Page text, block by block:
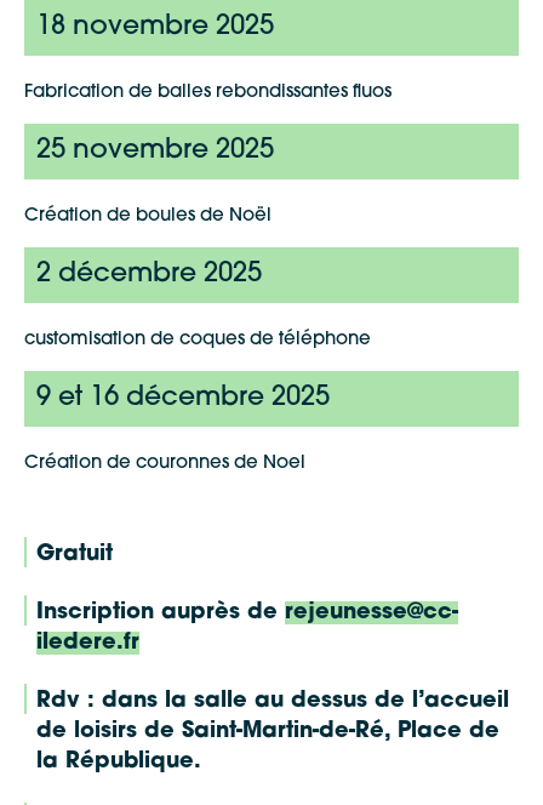
18 novembre 2025
Fabrication de balles rebondissantes fluos
25 novembre 2025
Création de boules de Noël
2 décembre 2025
customisation de coques de téléphone
9 et 16 décembre 2025
Création de couronnes de Noel
Gratuit
Inscription auprès de rejeunesse@cc-
iledere.fr
Rdv : dans la salle au dessus de l’accueil
de loisirs de Saint-Martin-de-Ré, Place de
la République.